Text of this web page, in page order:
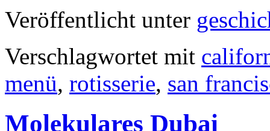
Veröffentlicht unter
Verschlagwortet mit
menü, rotisserie, san
Molekulares Dubai